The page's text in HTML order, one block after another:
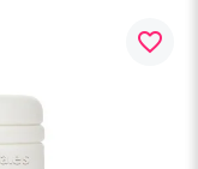
favorite_border